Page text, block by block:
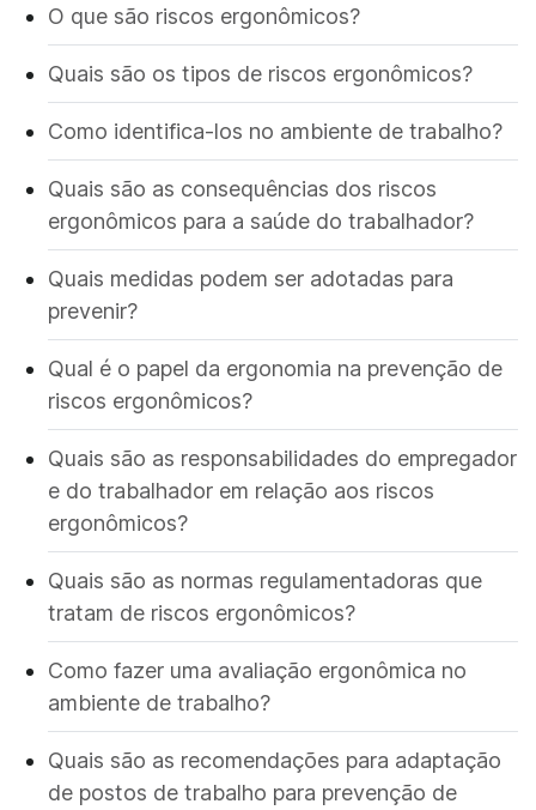
O que são riscos ergonômicos?
Quais são os tipos de riscos ergonômicos?
Como identifica-los no ambiente de trabalho?
Quais são as consequências dos riscos
ergonômicos para a saúde do trabalhador?
Quais medidas podem ser adotadas para
prevenir?
Qual é o papel da ergonomia na prevenção de
riscos ergonômicos?
Quais são as responsabilidades do empregador
e do trabalhador em relação aos riscos
ergonômicos?
Quais são as normas regulamentadoras que
tratam de riscos ergonômicos?
Como fazer uma avaliação ergonômica no
ambiente de trabalho?
Quais são as recomendações para adaptação
de postos de trabalho para prevenção de